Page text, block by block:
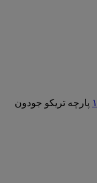
پارچه تریکو جودون